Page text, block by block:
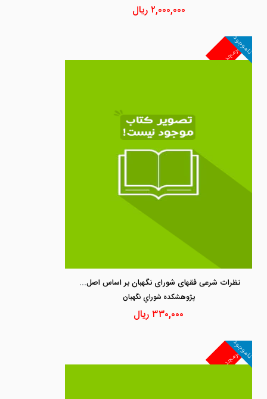
۲,۰۰۰,۰۰۰ریال
غیرمجد
ناموجود
نظرات شرعی فقهای شورای نگهبان بر اساس اصل 4 قانون اساسی 1359 -1397
پژوهشكده شوراي نگهبان
۳۳۰,۰۰۰ریال
غیرمجد
ناموجود